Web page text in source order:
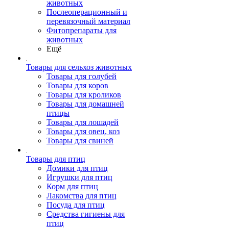
животных
Послеоперационный и
перевязочный материал
Фитопрепараты для
животных
Ещё
Товары для сельхоз животных
Товары для голубей
Товары для коров
Товары для кроликов
Товары для домашней
птицы
Товары для лошадей
Товары для овец, коз
Товары для свиней
Товары для птиц
Домики для птиц
Игрушки для птиц
Корм для птиц
Лакомства для птиц
Посуда для птиц
Средства гигиены для
птиц